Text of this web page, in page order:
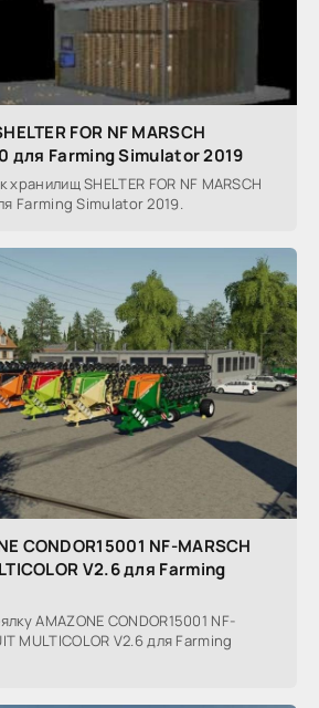
FOR NF MARSCH
для Farming Simulator 2019
SHELTER FOR NF MARSCH
Farming Simulator 2019.
CONDOR15001 NF-MARSCH
V2.6 для Farming
AMAZONE CONDOR15001 NF-
MULTICOLOR V2.6 для Farming